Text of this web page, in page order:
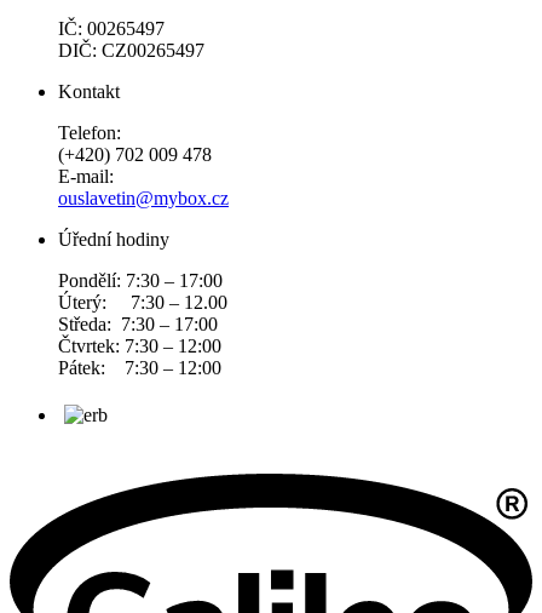
IČ: 00265497
DIČ: CZ00265497
Kontakt
Telefon:
(+420) 702 009 478
E-mail:
ouslavetin@mybox.cz
Úřední hodiny
Pondělí: 7:30 – 17:00
Úterý: 7:30 – 12.00
Středa: 7:30 – 17:00
Čtvrtek: 7:30 – 12:00
Pátek: 7:30 – 12:00